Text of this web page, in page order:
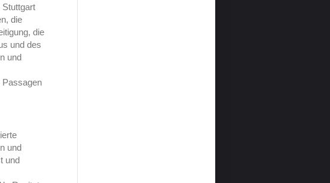
Stuttgart
die
die
und des
und
Passagen
und
und